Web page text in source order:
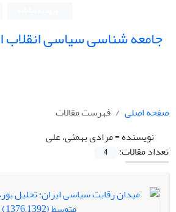
جامعه شناسی سیاسی انقلاب
صفحه اصلی
فهرست مقالات
نویسنده =مرادی بهمئی، علی
تعداد مقالات:
4